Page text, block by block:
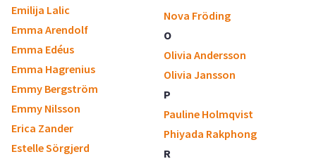
Emilija Lalic
Emma Arendolf
Emma Edéus
Emma Hagrenius
Emmy Bergström
Emmy Nilsson
Erica Zander
Estelle Sörgjerd
Nova Fröding
O
Olivia Andersson
Olivia Jansson
P
Pauline Holmqvist
Phiyada Rakphong
R